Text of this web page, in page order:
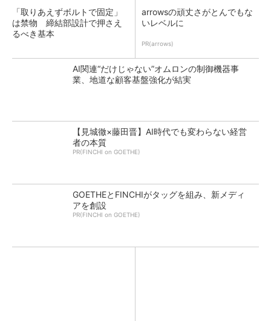
「取りあえずボルトで固定」
は禁物 締結部設計で押さえ
るべき基本
arrowsの頑丈さがとんでもな
いレベルに
PR(arrows)
AI関連“だけじゃない”オムロンの制御機器事
業、地道な顧客基盤強化が結実
【見城徹×藤田晋】AI時代でも変わらない経営
者の本質
PR(FINCHI on GOETHE)
GOETHEとFINCHIがタッグを組み、新メディ
アを創設
PR(FINCHI on GOETHE)